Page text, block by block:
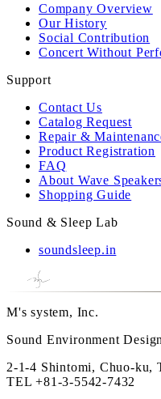
Company Overview
Our History
Social Contribution
Concert Without
Support
Contact Us
Catalog Request
Repair &
Product Registration
FAQ
About Wave
Shopping Guide
Sound & Sleep Lab
soundsleep.in
M's system, Inc.
Sound Environment
2-1-4 Shintomi, Chuo-ku,
TEL+81-3-5542-7432